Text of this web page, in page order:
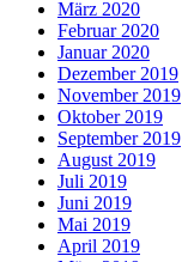
März 2020
Februar 2020
Januar 2020
Dezember 2019
November 2019
Oktober 2019
September 2019
August 2019
Juli 2019
Juni 2019
Mai 2019
April 2019